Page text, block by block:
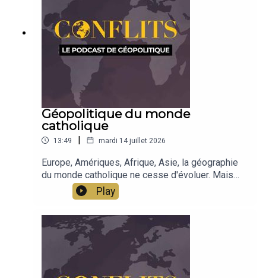
Géopolitique du monde
catholique
13:49 | mardi 14 juillet 2026
Europe, Amériques, Afrique, Asie, la géographie
du monde catholique ne cesse d'évoluer. Mais
derrière les nombres et les masses
démographiques, c'est aussi l'influence qui se
lieux de création intellectuelle.Émission de Jean-
Baptiste Noé
Play